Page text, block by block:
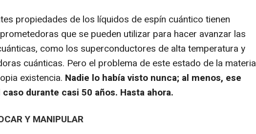
propiedades de los líquidos de espín cuántico tienen
que se pueden utilizar para hacer avanzar las
como los superconductores de alta temperatura y
cuánticas. Pero el problema de este estado de la materia
existencia. Nadie lo había visto nunca; al menos, ese
durante casi 50 años. Hasta ahora.
Y MANIPULAR